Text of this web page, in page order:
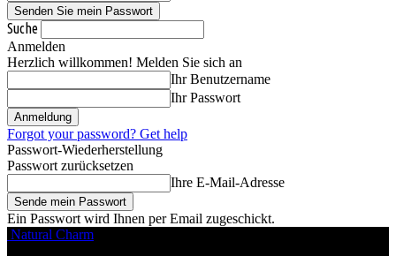
Suche
Anmelden
Herzlich willkommen! Melden Sie sich an
Ihr Benutzername
Ihr Passwort
Forgot your password? Get help
Passwort-Wiederherstellung
Passwort zurücksetzen
Ihre E-Mail-Adresse
Ein Passwort wird Ihnen per Email zugeschickt.
Natural Charm